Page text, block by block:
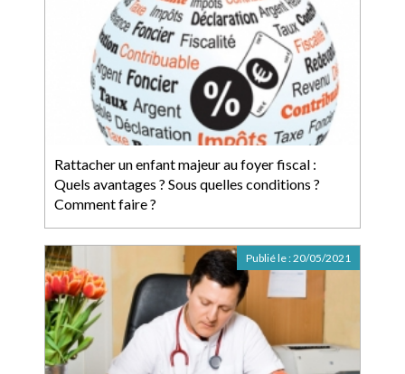
Rattacher un enfant majeur au foyer fiscal :
Quels avantages ? Sous quelles conditions ?
Comment faire ?
Publié le :20/05/2021